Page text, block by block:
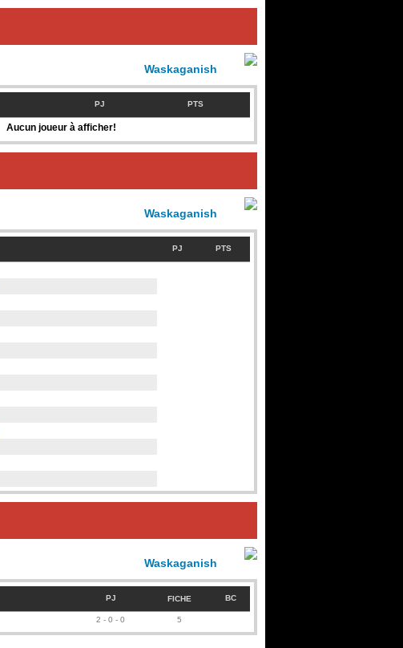
Waskaganish
PJ PTS
Aucun joueur à afficher!
Waskaganish
PJ PTS
Waskaganish
PJ FICHE BC
2 - 0 - 0 5